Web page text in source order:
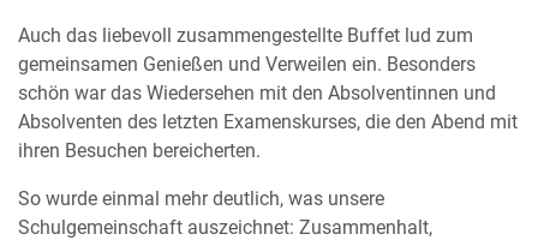
Auch das liebevoll zusammengestellte Buffet lud zum
gemeinsamen Genießen und Verweilen ein. Besonders
schön war das Wiedersehen mit den Absolventinnen und
Absolventen des letzten Examenskurses, die den Abend mit
ihren Besuchen bereicherten.
So wurde einmal mehr deutlich, was unsere
Schulgemeinschaft auszeichnet: Zusammenhalt,